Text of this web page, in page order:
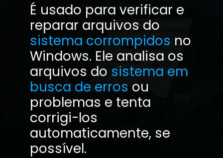
É usado para verificar e
reparar arquivos do
sistema corrompidos no
Windows. Ele analisa os
arquivos do sistema em
busca de erros ou
problemas e tenta
corrigi-los
automaticamente, se
possível.